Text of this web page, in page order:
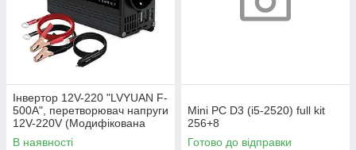
Інвертор 12V-220 "LVYUAN F-
500A", перетворювач напруги
12V-220V (Модифікована
Синусоїда, 500Вт)
В наявності
Mini PC D3 (i5-2520) full kit
256+8
Готово до відправки